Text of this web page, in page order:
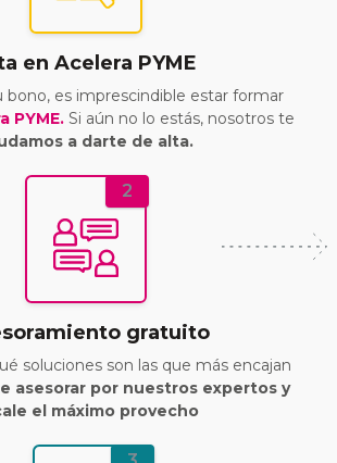
en Acelera PYME
bono, es imprescindible estar formar
PYME. Si aún no lo estás, nosotros te
a darte de alta.
gratuito
soluciones son las que más encajan
asesorar por nuestros expertos y
el máximo provecho
2